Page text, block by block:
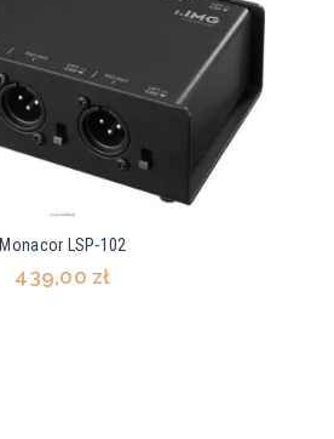
Monacor LSP-102
439,00 zł